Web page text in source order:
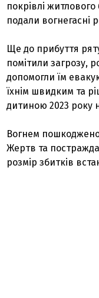
покрівлі
подали вогнегасні
Ще до прибуття
помітили загрозу,
допомогли їм
їхнім швидким та
дитиною 2023 року
Вогнем
Жертв та
розмір збитків